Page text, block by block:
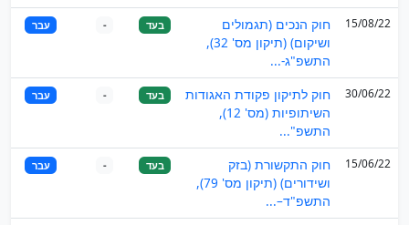
15/08/22
חוק הנכים (תגמולים
ושיקום) (תיקון מס' 32),
התשפ"ג-...
בעד - עבר
30/06/22
חוק לתיקון פקודת האגודות
השיתופיות (מס' 12),
התשפ"...
בעד - עבר
15/06/22
חוק התקשורת (בזק
ושידורים) (תיקון מס' 79),
התשפ"ד–...
בעד - עבר